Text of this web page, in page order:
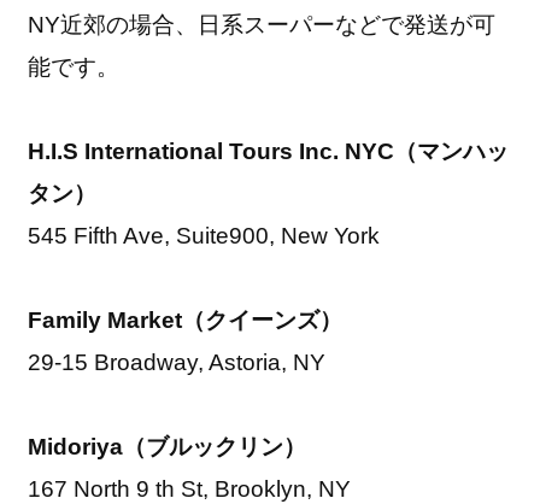
NY近郊の場合、日系スーパーなどで発送が可
能です。
H.I.S International Tours Inc. NYC（マンハッ
タン）
545 Fifth Ave, Suite900, New York
Family Market（クイーンズ）
29-15 Broadway, Astoria, NY
Midoriya（ブルックリン）
167 North 9 th St, Brooklyn, NY